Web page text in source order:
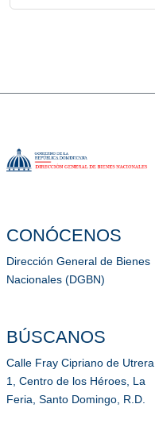
CONÓCENOS
Dirección General de Bienes
Nacionales (DGBN)
BÚSCANOS
Calle Fray Cipriano de
1, Centro de los Héroes, La
Feria, Santo Domingo, R.D.